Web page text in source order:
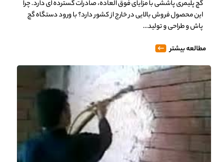
گچ پلیمری پاششی با مزایای فوق العاده، صادرات گسترده ای دارد. چرا
این محصول فروش بالایی در خارج از کشور دارد؟ با ورود دستگاه گچ
پاش و طراحی و تولید…
مطالعه بیشتر